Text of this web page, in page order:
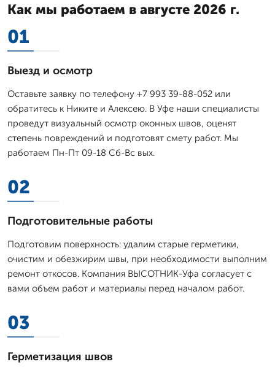
Как мы работаем в августе 2026 г.
01
Выезд и осмотр
Оставьте заявку по телефону +7 993 39-88-052 или
обратитесь к Никите и Алексею. В Уфе наши специалисты
проведут визуальный осмотр оконных швов, оценят
степень повреждений и подготовят смету работ. Мы
работаем Пн-Пт 09-18 Сб-Вс вых.
02
Подготовительные работы
Подготовим поверхность: удалим старые герметики,
очистим и обезжирим швы, при необходимости выполним
ремонт откосов. Компания ВЫСОТНИК-Уфа согласует с
вами объем работ и материалы перед началом работ.
03
Герметизация швов